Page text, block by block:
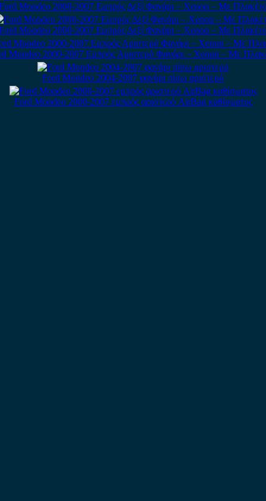
Mondeo 2000-2007 Εμπρός Δεξί Φανάρι – Xenon – Με
Mondeo 2000-2007 Εμπρός Δεξί Φανάρι – Xenon – Με
Mondeo 2000-2007 Εμπρός Αριστερό Φανάρι – Xenon – Με
Ford Mondeo 2004-2007 φανάρι πίσω αριστερό
Ford Mondeo 2000-2007 εμπρός αριστερό AirBag καθίσματος